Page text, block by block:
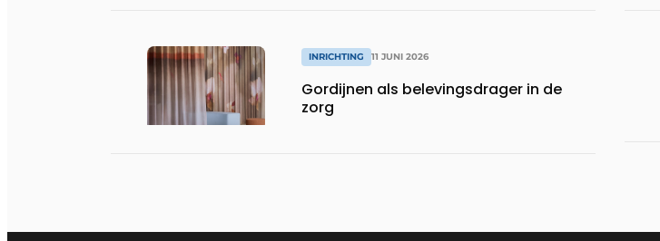
INRICHTING 11 JUNI 2026
Gordijnen als belevingsdrager in de
zorg